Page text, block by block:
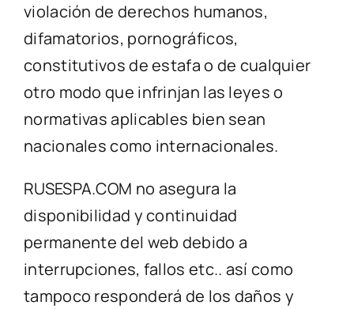
violación de derechos humanos,
difamatorios, pornográficos,
constitutivos de estafa o de cualquier
otro modo que infrinjan las leyes o
normativas aplicables bien sean
nacionales como internacionales.
RUSESPA.COM no asegura la
disponibilidad y continuidad
permanente del web debido a
interrupciones, fallos etc.. así como
tampoco responderá de los daños y